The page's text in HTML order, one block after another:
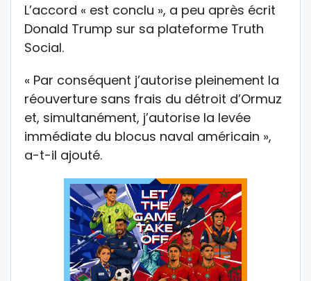
L’accord « est conclu », a peu après écrit
Donald Trump sur sa plateforme Truth
Social.
« Par conséquent j’autorise pleinement la
réouverture sans frais du détroit d’Ormuz
et, simultanément, j’autorise la levée
immédiate du blocus naval américain »,
a-t-il ajouté.